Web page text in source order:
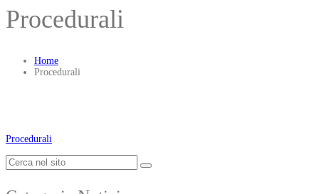
Procedurali
Home
Procedurali
Procedurali